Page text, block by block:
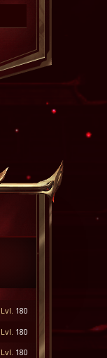
Lvl. 180
Lvl. 180
Lvl. 180